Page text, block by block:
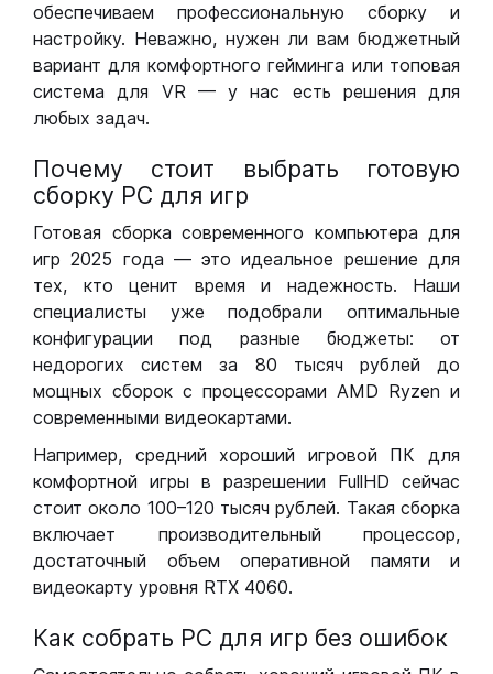
обеспечиваем профессиональную сборку и
настройку. Неважно, нужен ли вам бюджетный
вариант для комфортного гейминга или топовая
система для VR — у нас есть решения для
любых задач.
Почему стоит выбрать готовую
сборку РС для игр
Готовая сборка современного компьютера для
игр 2025 года — это идеальное решение для
тех, кто ценит время и надежность. Наши
специалисты уже подобрали оптимальные
конфигурации под разные бюджеты: от
недорогих систем за 80 тысяч рублей до
мощных сборок с процессорами AMD Ryzen и
современными видеокартами.
Например, средний хороший игровой ПК для
комфортной игры в разрешении FullHD сейчас
стоит около 100–120 тысяч рублей. Такая сборка
включает производительный процессор,
достаточный объем оперативной памяти и
видеокарту уровня RTX 4060.
Как собрать РС для игр без ошибок